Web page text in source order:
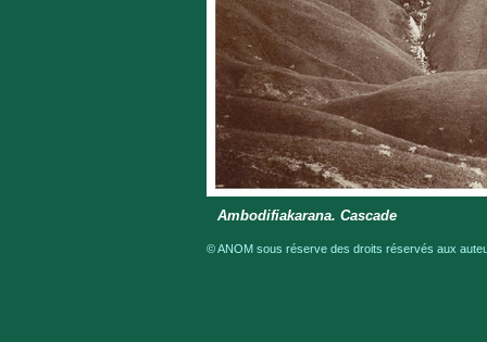
Ambodifiakarana. Cascade
© ANOM sous réserve des droits réservés aux